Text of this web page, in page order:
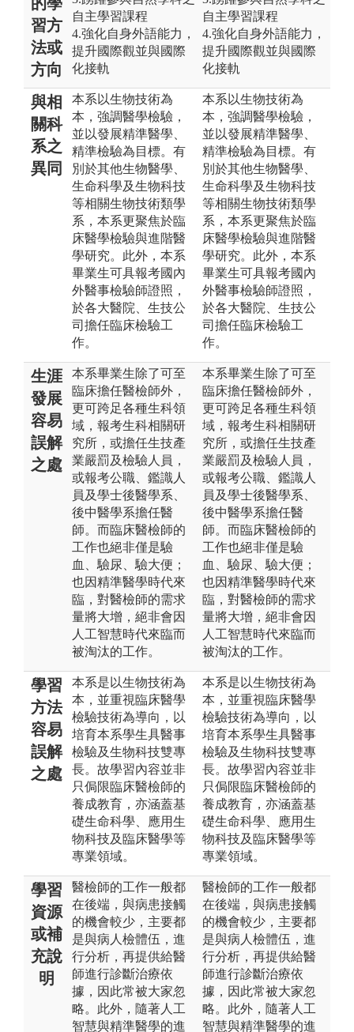
習方
法或
方向
自主學習課程
4.強化自身外語能力，
提升國際觀並與國際
化接軌
自主學習課程
4.強化自身外語能力，
提升國際觀並與國際
化接軌
與相
關科
系之
異同
本系以生物技術為
本，強調醫學檢驗，
並以發展精準醫學、
精準檢驗為目標。有
別於其他生物醫學、
生命科學及生物科技
等相關生物技術類學
系，本系更聚焦於臨
床醫學檢驗與進階醫
學研究。此外，本系
畢業生可具報考國內
外醫事檢驗師證照，
於各大醫院、生技公
司擔任臨床檢驗工
作。
本系以生物技術為
本，強調醫學檢驗，
並以發展精準醫學、
精準檢驗為目標。有
別於其他生物醫學、
生命科學及生物科技
等相關生物技術類學
系，本系更聚焦於臨
床醫學檢驗與進階醫
學研究。此外，本系
畢業生可具報考國內
外醫事檢驗師證照，
於各大醫院、生技公
司擔任臨床檢驗工
作。
生涯
發展
容易
誤解
之處
本系畢業生除了可至
臨床擔任醫檢師外，
更可跨足各種生科領
域，報考生科相關研
究所，或擔任生技產
業嚴罰及檢驗人員，
或報考公職、鑑識人
員及學士後醫學系、
後中醫學系擔任醫
師。而臨床醫檢師的
工作也絕非僅是驗
血、驗尿、驗大便；
也因精準醫學時代來
臨，對醫檢師的需求
量將大增，絕非會因
人工智慧時代來臨而
被淘汰的工作。
本系畢業生除了可至
臨床擔任醫檢師外，
更可跨足各種生科領
域，報考生科相關研
究所，或擔任生技產
業嚴罰及檢驗人員，
或報考公職、鑑識人
員及學士後醫學系、
後中醫學系擔任醫
師。而臨床醫檢師的
工作也絕非僅是驗
血、驗尿、驗大便；
也因精準醫學時代來
臨，對醫檢師的需求
量將大增，絕非會因
人工智慧時代來臨而
被淘汰的工作。
學習
方法
容易
誤解
之處
本系是以生物技術為
本，並重視臨床醫學
檢驗技術為導向，以
培育本系學生具醫事
檢驗及生物科技雙專
長。故學習內容並非
只侷限臨床醫檢師的
養成教育，亦涵蓋基
礎生命科學、應用生
物科技及臨床醫學等
專業領域。
本系是以生物技術為
本，並重視臨床醫學
檢驗技術為導向，以
培育本系學生具醫事
檢驗及生物科技雙專
長。故學習內容並非
只侷限臨床醫檢師的
養成教育，亦涵蓋基
礎生命科學、應用生
物科技及臨床醫學等
專業領域。
學習
資源
或補
充說
明
醫檢師的工作一般都
在後端，與病患接觸
的機會較少，主要都
是與病人檢體伍，進
行分析，再提供給醫
師進行診斷治療依
據，因此常被大家忽
略。此外，隨著人工
智慧與精準醫學的進
醫檢師的工作一般都
在後端，與病患接觸
的機會較少，主要都
是與病人檢體伍，進
行分析，再提供給醫
師進行診斷治療依
據，因此常被大家忽
略。此外，隨著人工
智慧與精準醫學的進